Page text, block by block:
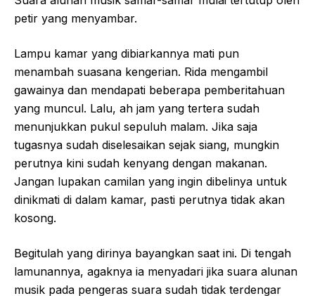
petir yang menyambar.
Lampu kamar yang dibiarkannya mati pun
menambah suasana kengerian. Rida mengambil
gawainya dan mendapati beberapa pemberitahuan
yang muncul. Lalu, ah jam yang tertera sudah
menunjukkan pukul sepuluh malam. Jika saja
tugasnya sudah diselesaikan sejak siang, mungkin
perutnya kini sudah kenyang dengan makanan.
Jangan lupakan camilan yang ingin dibelinya untuk
dinikmati di dalam kamar, pasti perutnya tidak akan
kosong.
Begitulah yang dirinya bayangkan saat ini. Di tengah
lamunannya, agaknya ia menyadari jika suara alunan
musik pada pengeras suara sudah tidak terdengar